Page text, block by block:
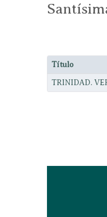
Título
TRINIDAD.